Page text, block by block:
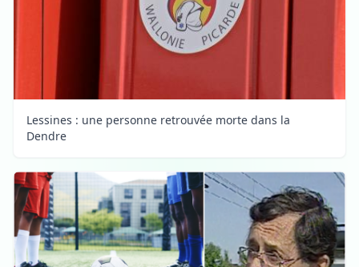
Lessines : une personne retrouvée morte dans la
Dendre